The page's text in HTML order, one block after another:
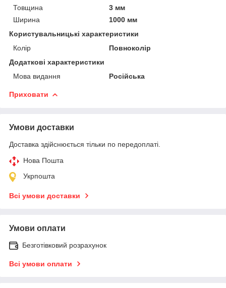
Товщина
3 мм
Ширина
1000 мм
Користувальницькі характеристики
Колір
Повноколір
Додаткові характеристики
Мова видання
Російська
Приховати
Умови доставки
Доставка здійснюється тільки по передоплаті.
Нова Пошта
Укрпошта
Всі умови доставки
Умови оплати
Безготівковий розрахунок
Всі умови оплати